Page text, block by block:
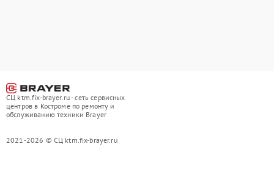
СЦ ktm.fix-brayer.ru - сеть сервисных
центров в Костроме по ремонту и
обслуживанию техники Brayer
2021-2026 © СЦ ktm.fix-brayer.ru